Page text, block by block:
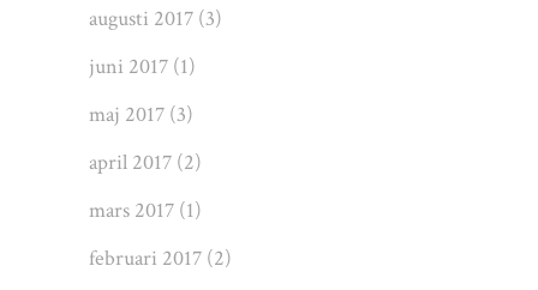
augusti 2017 (3)
juni 2017 (1)
maj 2017 (3)
april 2017 (2)
mars 2017 (1)
februari 2017 (2)